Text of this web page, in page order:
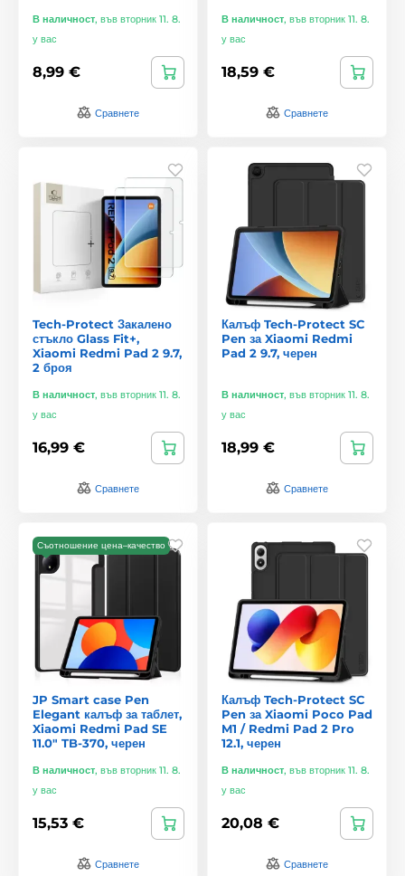
В наличност, във вторник 11. 8.
у вас
8,99 €
Сравнете
В наличност, във вторник 11. 8.
у вас
18,59 €
Сравнете
Tech-Protect Закалено
стъкло Glass Fit+,
Xiaomi Redmi Pad 2 9.7,
2 броя
В наличност, във вторник 11. 8.
у вас
16,99 €
Сравнете
Калъф Tech-Protect SC
Pen за Xiaomi Redmi
Pad 2 9.7, черен
В наличност, във вторник 11. 8.
у вас
18,99 €
Сравнете
Съотношение цена–качество
JP Smart case Pen
Elegant калъф за таблет,
Xiaomi Redmi Pad SE
11.0" TB-370, черен
В наличност, във вторник 11. 8.
у вас
15,53 €
Сравнете
Калъф Tech-Protect SC
Pen за Xiaomi Poco Pad
M1 / Redmi Pad 2 Pro
12.1, черен
В наличност, във вторник 11. 8.
у вас
20,08 €
Сравнете